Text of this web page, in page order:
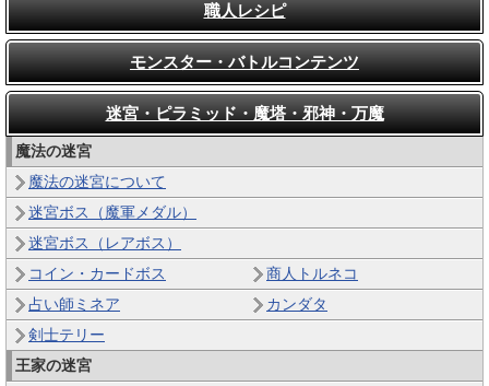
職人レシピ
モンスター・バトルコンテンツ
迷宮・ピラミッド・魔塔・邪神・万魔
魔法の迷宮
魔法の迷宮について
迷宮ボス（魔軍メダル）
迷宮ボス（レアボス）
コイン・カードボス
商人トルネコ
占い師ミネア
カンダタ
剣士テリー
王家の迷宮